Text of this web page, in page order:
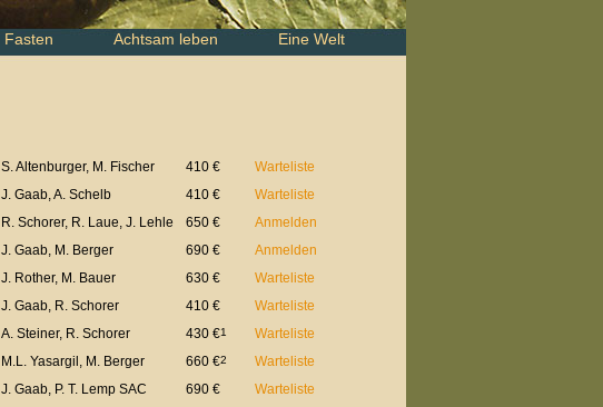
Fasten Achtsam leben Eine Welt
S. Altenburger, M. Fischer 410 €
Warteliste
J. Gaab, A. Schelb 410 €
Warteliste
R. Schorer, R. Laue, J. Lehle 650 €
Anmelden
J. Gaab, M. Berger 690 €
Anmelden
J. Rother, M. Bauer 630 €
Warteliste
J. Gaab, R. Schorer 410 €
Warteliste
A. Steiner, R. Schorer 430 €1
Warteliste
M.L. Yasargil, M. Berger 660 €2
Warteliste
J. Gaab, P. T. Lemp SAC 690 €
Warteliste